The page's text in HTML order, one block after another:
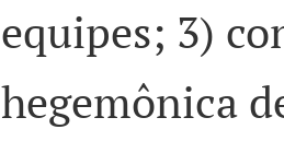
equipes; 3)
hegemônica